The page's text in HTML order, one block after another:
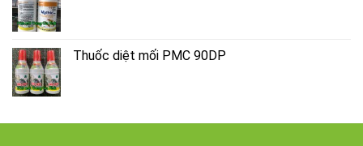
Thuốc diệt mối PMC 90DP